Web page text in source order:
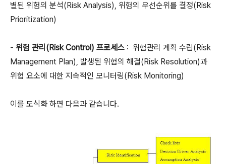
별된 위험의 분석(Risk Analysis), 위험의 우선순위를 결정(Risk
Prioritization)
- 위험 관리(Risk Control) 프로세스 : 위험관리 계획 수립(Risk
Management Plan), 발생된 위험의 해결(Risk Resolution)과
위험 요소에 대한 지속적인 모니터링(Risk Monitoring)
이를 도식화 하면 다음과 같습니다.